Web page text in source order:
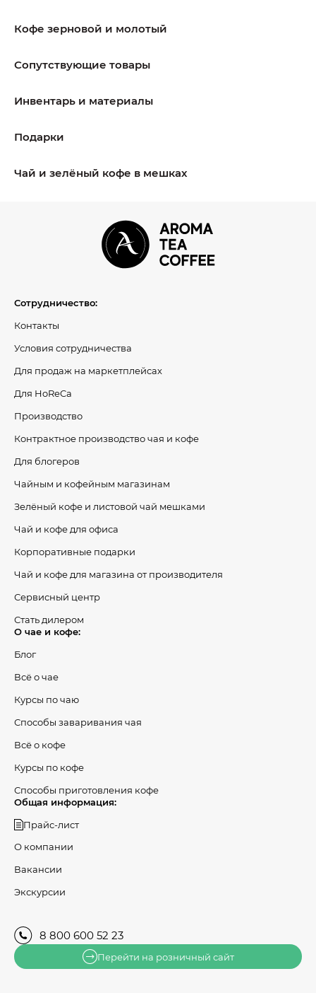
Кофе зерновой и молотый
Сопутствующие товары
Инвентарь и материалы
Подарки
Чай и зелёный кофе в мешках
Сотрудничество:
Контакты
Условия сотрудничества
Для продаж на маркетплейсах
Для HoReCa
Производство
Контрактное производство чая и кофе
Для блогеров
Чайным и кофейным магазинам
Зелёный кофе и листовой чай мешками
Чай и кофе для офиса
Корпоративные подарки
Чай и кофе для магазина от производителя
Сервисный центр
Стать дилером
О чае и кофе:
Блог
Всё о чае
Курсы по чаю
Способы заваривания чая
Всё о кофе
Курсы по кофе
Способы приготовления кофе
Общая информация:
Прайс-лист
О компании
Вакансии
Экскурсии
8 800 600 52 23
Перейти на розничный сайт